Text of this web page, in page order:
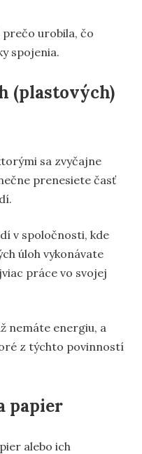
prečo urobila, čo
spojenia.
(plastových)
sa zvyčajne
prenesiete časť
v spoločnosti, kde
úloh vykonávate
práce vo svojej
nemáte energiu, a
z týchto povinností
papier
alebo ich